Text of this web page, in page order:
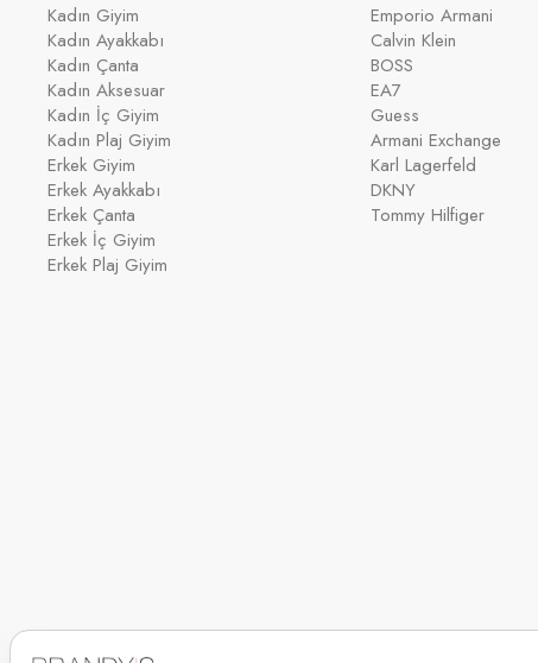
Kadın Giyim
Kadın Ayakkabı
Kadın Çanta
Kadın Aksesuar
Kadın İç Giyim
Kadın Plaj Giyim
Erkek Giyim
Erkek Ayakkabı
Erkek Çanta
Erkek İç Giyim
Erkek Plaj Giyim
Emporio Armani
Calvin Klein
BOSS
EA7
Guess
Armani Exchange
Karl Lagerfeld
DKNY
Tommy Hilfiger